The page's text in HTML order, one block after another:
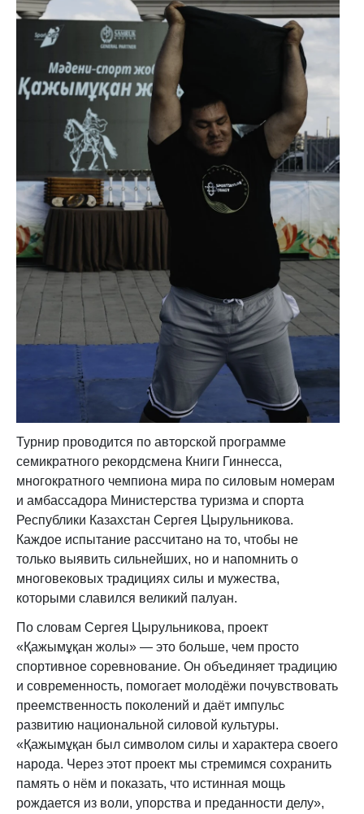
Турнир проводится по авторской программе
семикратного рекордсмена Книги Гиннесса,
многократного чемпиона мира по силовым номерам
и амбассадора Министерства туризма и спорта
Республики Казахстан Сергея Цырульникова.
Каждое испытание рассчитано на то, чтобы не
только выявить сильнейших, но и напомнить о
многовековых традициях силы и мужества,
которыми славился великий палуан.
По словам Сергея Цырульникова, проект
«Қажымұқан жолы» — это больше, чем просто
спортивное соревнование. Он объединяет традицию
и современность, помогает молодёжи почувствовать
преемственность поколений и даёт импульс
развитию национальной силовой культуры.
«Қажымұқан был символом силы и характера своего
народа. Через этот проект мы стремимся сохранить
память о нём и показать, что истинная мощь
рождается из воли, упорства и преданности делу»,